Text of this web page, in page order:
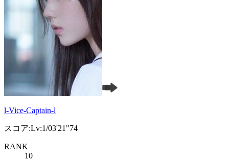
l-Vice-Captain-l
スコア:Lv:1/03'21"74
RANK
10